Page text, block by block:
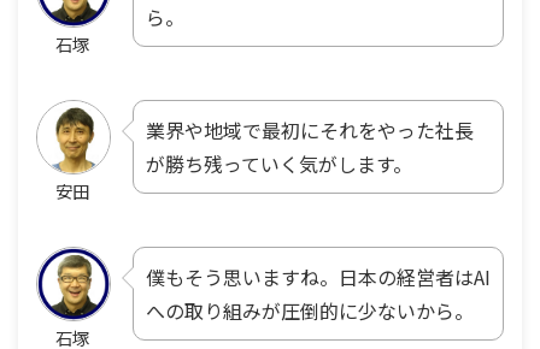
石塚
ら。
安田
業界や地域で最初にそれをやった社長
が勝ち残っていく気がします。
石塚
僕もそう思いますね。日本の経営者はAI
への取り組みが圧倒的に少ないから。